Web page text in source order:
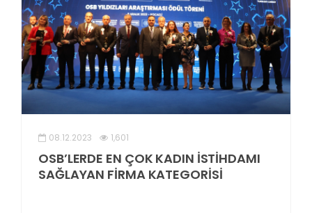
08.12.2023 1,601
OSB’LERDE EN ÇOK KADIN İSTİHDAMI
SAĞLAYAN FİRMA KATEGORİSİ